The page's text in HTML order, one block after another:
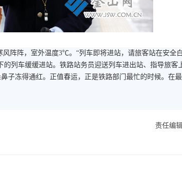
阵阵，室外温度3℃。“列车即将进站，请旅客站在安全
列车缓缓进站。铁路站务员迎送列车进出站、指导旅客
子冻得通红。正值春运，正是铁路部门最忙的时候。在
责任编